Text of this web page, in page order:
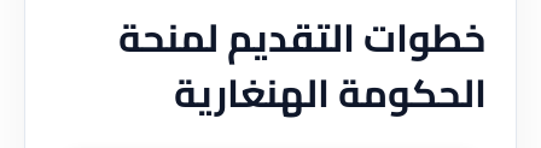
خطوات التقديم لمنحة
الحكومة الهنغارية